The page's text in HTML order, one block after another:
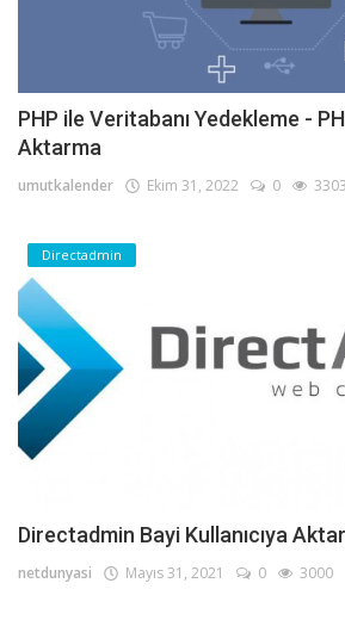
PHP ile Veritabanı Yedekleme -
Aktarma
umutkalender Ekim 31, 2022 0 3303
Directadmin
Directadmin Bayi Kullanıcıya
netdunyasi Mayıs 31, 2021 0 3000